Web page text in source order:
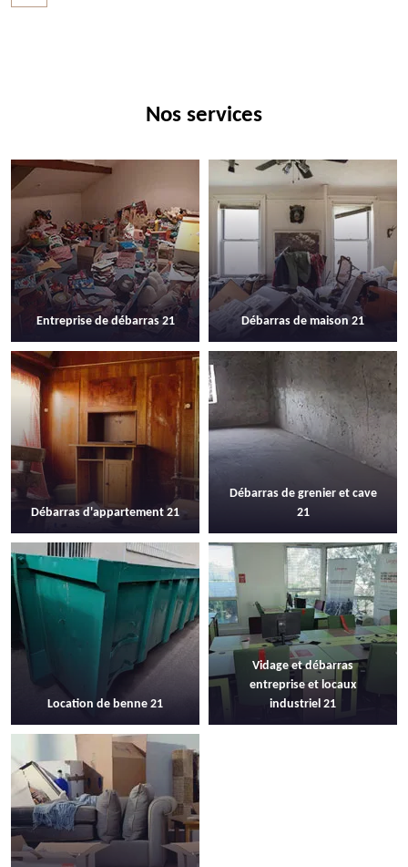
Nos services
Entreprise de débarras 21 Débarras de maison 21
Débarras d'appartement 21
Débarras de grenier et cave
21
Location de benne 21
Vidage et débarras
entreprise et locaux
industriel 21